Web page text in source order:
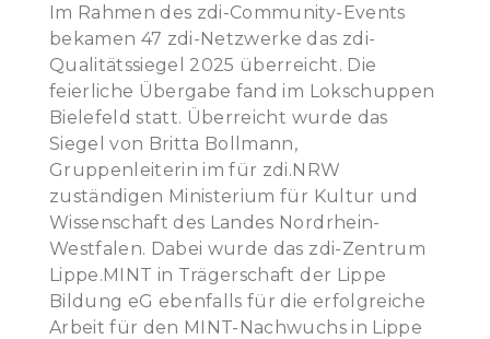
Im Rahmen des zdi-Community-Events
bekamen 47 zdi-Netzwerke das zdi-
Qualitätssiegel 2025 überreicht. Die
feierliche Übergabe fand im Lokschuppen
Bielefeld statt. Überreicht wurde das
Siegel von Britta Bollmann,
Gruppenleiterin im für zdi.NRW
zuständigen Ministerium für Kultur und
Wissenschaft des Landes Nordrhein-
Westfalen. Dabei wurde das zdi-Zentrum
Lippe.MINT in Trägerschaft der Lippe
Bildung eG ebenfalls für die erfolgreiche
Arbeit für den MINT-Nachwuchs in Lippe